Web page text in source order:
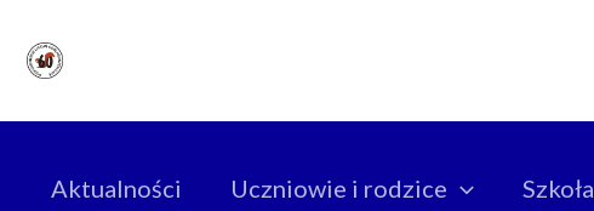
Aktualności Uczniowie i rodzice Szkoła